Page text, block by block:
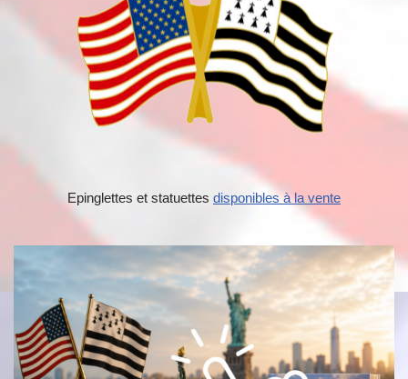
Epinglettes et statuettes disponibles à la vente